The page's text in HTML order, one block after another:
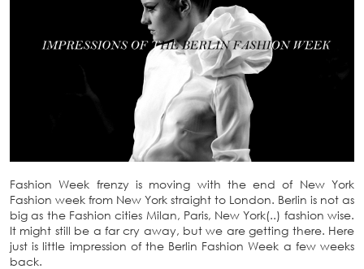
Fashion Week frenzy is moving with the end of New York
Fashion week from New York straight to London. Berlin is not as
big as the Fashion cities Milan, Paris, New York(..) fashion wise.
It might still be a far cry away, but we are getting there. Here
just is little impression of the Berlin Fashion Week a few weeks
back.